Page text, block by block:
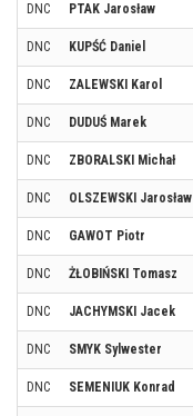
DNC PTAK Jarosław
DNC KUPŚĆ Daniel
DNC ZALEWSKI Karol
DNC DUDUŚ Marek
DNC ZBORALSKI Michał
DNC OLSZEWSKI Jarosław
DNC GAWOT Piotr
DNC ŻŁOBIŃSKI Tomasz
DNC JACHYMSKI Jacek
DNC SMYK Sylwester
DNC SEMENIUK Konrad